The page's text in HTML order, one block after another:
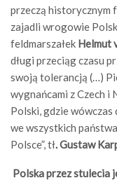
przeczą historycznym
zajadli wrogowie
feldmarszałek Helmut
długi przeciąg czasu
swoją tolerancją (…)
wygnańcami z Czech i
Polski, gdzie wówczas
we wszystkich
Polsce”, tł. Gustaw
Polska przez stulecia